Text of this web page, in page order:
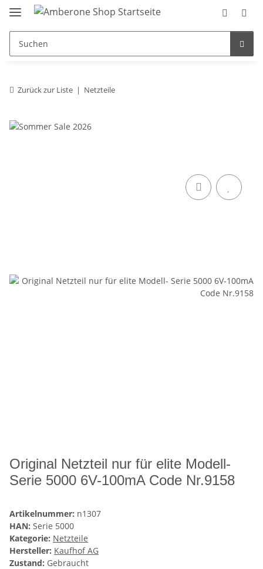
Zurück zur Liste Netzteile
Original Netzteil nur für elite Modell-
Serie 5000 6V-100mA Code Nr.9158
Artikelnummer: n1307
HAN: Serie 5000
Kategorie: Netzteile
Hersteller: Kaufhof AG
Zustand: Gebraucht